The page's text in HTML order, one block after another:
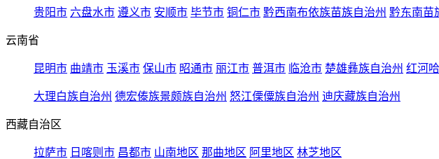
贵阳市 六盘水市 遵义市 安顺市 毕节市 铜仁市 黔西南布依族苗族自治州 黔东南苗
云南省
昆明市 曲靖市 玉溪市 保山市 昭通市 丽江市 普洱市 临沧市 楚雄彝族自治州 红河
大理白族自治州 德宏傣族景颇族自治州 怒江傈僳族自治州 迪庆藏族自治州
西藏自治区
拉萨市 日喀则市 昌都市 山南地区 那曲地区 阿里地区 林芝地区